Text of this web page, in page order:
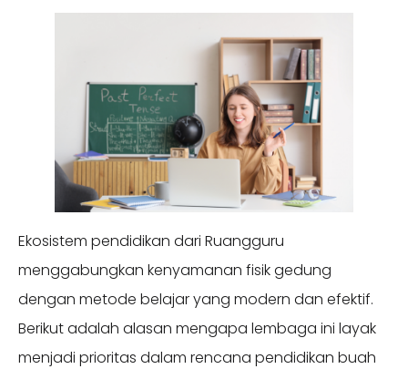
Ekosistem pendidikan dari Ruangguru
menggabungkan kenyamanan fisik gedung
dengan metode belajar yang modern dan efektif.
Berikut adalah alasan mengapa lembaga ini layak
menjadi prioritas dalam rencana pendidikan buah